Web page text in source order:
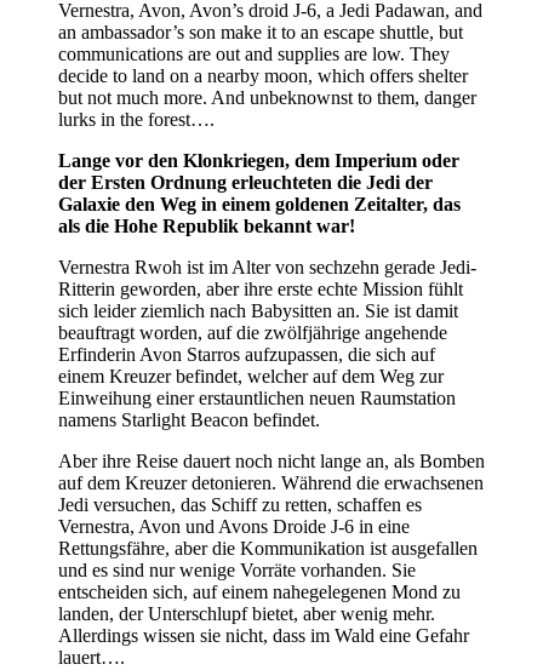
Vernestra, Avon, Avon’s droid J-6, a Jedi Padawan, and
an ambassador’s son make it to an escape shuttle, but
communications are out and supplies are low. They
decide to land on a nearby moon, which offers shelter
but not much more. And unbeknownst to them, danger
lurks in the forest….
Lange vor den Klonkriegen, dem Imperium oder
der Ersten Ordnung erleuchteten die Jedi der
Galaxie den Weg in einem goldenen Zeitalter, das
als die Hohe Republik bekannt war!
Vernestra Rwoh ist im Alter von sechzehn gerade Jedi-
Ritterin geworden, aber ihre erste echte Mission fühlt
sich leider ziemlich nach Babysitten an. Sie ist damit
beauftragt worden, auf die zwölfjährige angehende
Erfinderin Avon Starros aufzupassen, die sich auf
einem Kreuzer befindet, welcher auf dem Weg zur
Einweihung einer erstauntlichen neuen Raumstation
namens Starlight Beacon befindet.
Aber ihre Reise dauert noch nicht lange an, als Bomben
auf dem Kreuzer detonieren. Während die erwachsenen
Jedi versuchen, das Schiff zu retten, schaffen es
Vernestra, Avon und Avons Droide J-6 in eine
Rettungsfähre, aber die Kommunikation ist ausgefallen
und es sind nur wenige Vorräte vorhanden. Sie
entscheiden sich, auf einem nahegelegenen Mond zu
landen, der Unterschlupf bietet, aber wenig mehr.
Allerdings wissen sie nicht, dass im Wald eine Gefahr
lauert….